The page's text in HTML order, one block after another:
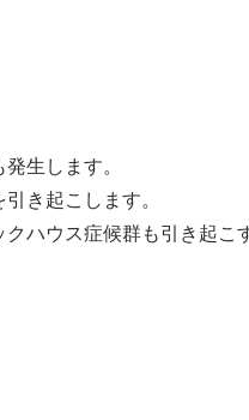
生します。
き起こします。
ハウス症候群も引き起こ